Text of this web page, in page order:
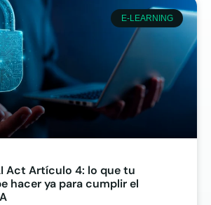
E-LEARNING
Act Artículo 4: lo que tu
hacer ya para cumplir el